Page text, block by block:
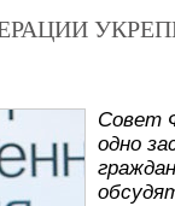
Совет
одно